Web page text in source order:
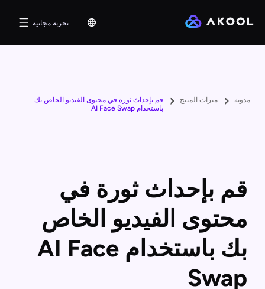
تجربة مجانية
مدونة ميزات المنتج
قم بإحداث ثورة في محتوى الفيديو الخاص بك
باستخدام AI Face Swap
قم بإحداث ثورة في
محتوى الفيديو الخاص
بك باستخدام AI Face
Swap